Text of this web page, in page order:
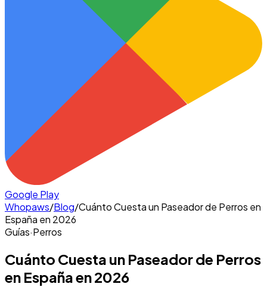
Google Play
Whopaws/Blog/Cuánto Cuesta un Paseador de Perros en
España en 2026
Guías·Perros
Cuánto Cuesta un Paseador de Perros
en España en 2026